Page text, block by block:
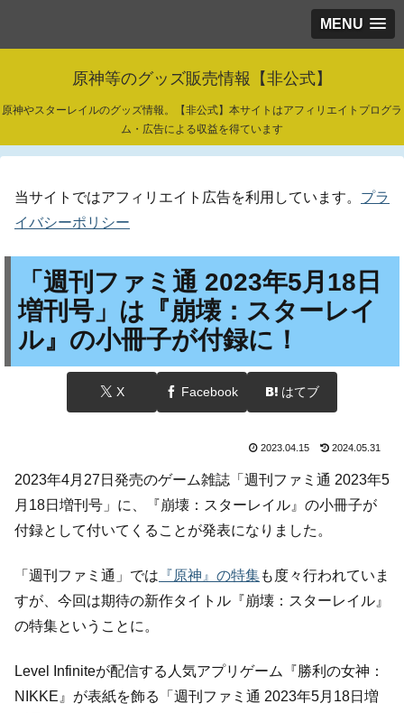
MENU
原神等のグッズ販売情報【非公式】
原神やスターレイルのグッズ情報。【非公式】本サイトはアフィリエイトプログラ
ム・広告による収益を得ています
当サイトではアフィリエイト広告を利用しています。 プラ
イバシーポリシー
「週刊ファミ通 2023年5月18日
増刊号」は『崩壊：スターレイ
ル』の小冊子が付録に！
X Facebook はてブ
2023.04.15 2024.05.31
2023年4月27日発売のゲーム雑誌「週刊ファミ通 2023年5
月18日増刊号」に、『崩壊：スターレイル』の小冊子が
付録として付いてくることが発表になりました。
「週刊ファミ通」では 『原神』の特集も度々行われていま
すが、今回は期待の新作タイトル『崩壊：スターレイル』
の特集ということに。
Level Infiniteが配信する人気アプリゲーム『勝利の女神：
NIKKE』が表紙を飾る「週刊ファミ通 2023年5月18日増